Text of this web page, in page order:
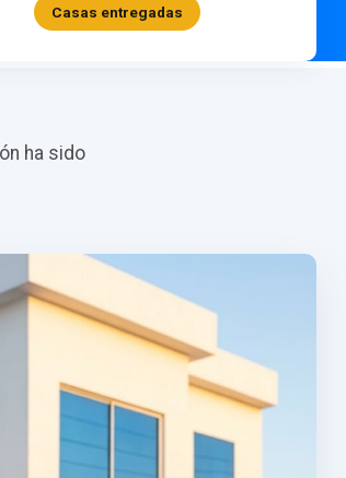
Casas entregadas
ha sido